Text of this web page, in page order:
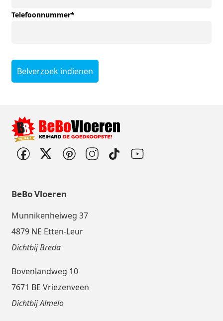
Telefoonnummer*
Belverzoek indienen
BeBo Vloeren
Munnikenheiweg 37
4879 NE Etten-Leur
Dichtbij Breda
Bovenlandweg 10
7671 BE Vriezenveen
Dichtbij Almelo